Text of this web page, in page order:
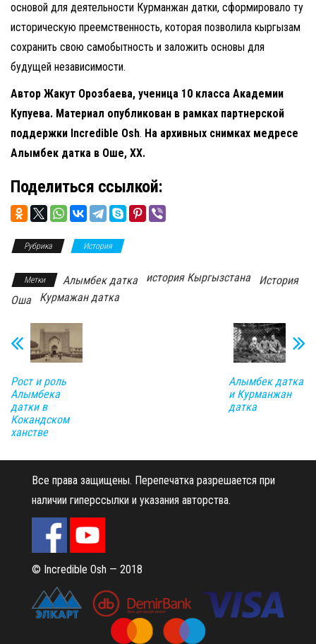
основой для деятельности Курманжан датки, сформировало ту
историческую преемственность, которая позволила кыргызам
сохранить свою самобытность и заложить основы для
будущей независимости.
Автор Жакут Орозбаева, ученица 10 класса Академии
Купуева. Материал опубликован в рамках партнерской
поддержки Incredible Osh. На архивных снимках медресе
Алымбек датка в Оше, ХХ.
Поделиться ссылкой:
Рубрика История
Метки Алымбек датка история Кыргызстана
История
Оша
Курмажан датка
Рост и роль
Алымбека
датки в
Кокандском
ханстве
Алымбек датка
и Курманжан
датка
Все права защищены. Перепечатка разрешается при
наличии гиперссылки и указания авторства.
© Incredible Osh — 2018